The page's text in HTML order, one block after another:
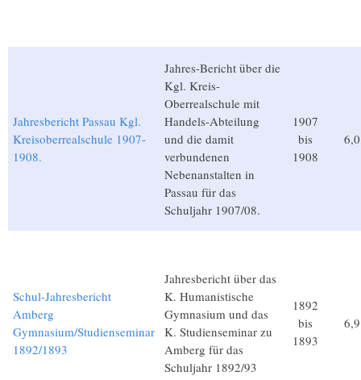
Jahresbericht Passau Kgl.
Kreisoberrealschule 1907-
1908.
Jahres-Bericht über die
Kgl. Kreis-
Oberrealschule mit
Handels-Abteilung
und die damit
verbundenen
Nebenanstalten in
Passau für das
Schuljahr 1907/08.
1907
bis
1908
Schul-Jahresbericht
Amberg
Gymnasium/Studienseminar
1892/1893
Jahresbericht über das
K. Humanistische
Gymnasium und das
K. Studienseminar zu
Amberg für das
Schuljahr 1892/93
1892
bis
1893